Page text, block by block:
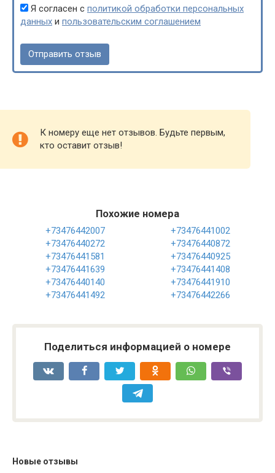
Я согласен с политикой обработки персональных
данных и пользовательским соглашением
К номеру еще нет отзывов. Будьте первым,
кто оставит отзыв!
Похожие номера
+73476442007
+73476441002
+73476440272
+73476440872
+73476441581
+73476440925
+73476441639
+73476441408
+73476440140
+73476441910
+73476441492
+73476442266
Поделиться информацией о номере
Новые отзывы